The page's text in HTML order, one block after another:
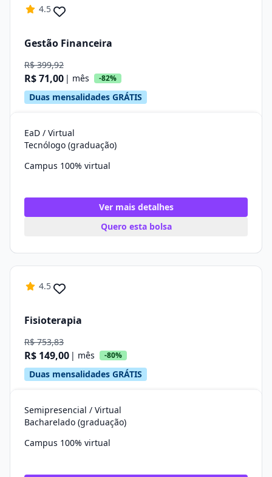
4.5
Gestão Financeira
R$ 399,92
R$ 71,00 | mês -82%
Duas mensalidades GRÁTIS
EaD / Virtual
Tecnólogo (graduação)
Campus 100% virtual
Ver mais detalhes
Quero esta bolsa
4.5
Fisioterapia
R$ 753,83
R$ 149,00 | mês -80%
Duas mensalidades GRÁTIS
Semipresencial / Virtual
Bacharelado (graduação)
Campus 100% virtual